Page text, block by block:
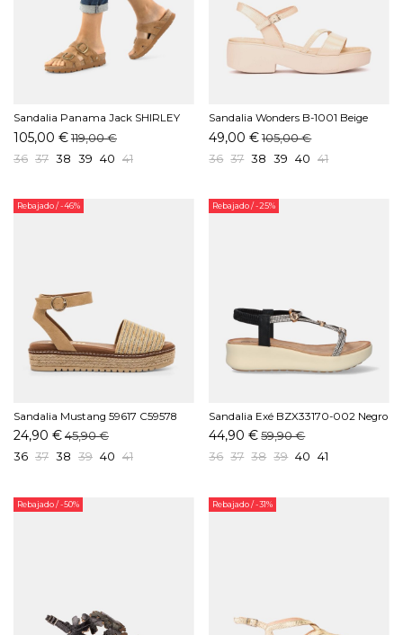
Sandalia Panama Jack SHIRLEY
B15 Cuero
105,00 €119,00 €
36 37 38 39 40 41
Sandalia Wonders B-1001 Beige
49,00 € 105,00 €
36 37 38 39 40 41
Rebajado/ -46%
Sandalia Mustang 59617 C59578
Arena
24,90 €45,90 €
36 37 38 39 40 41
Rebajado/ -25%
Sandalia Exé BZX33170-002 Negro
44,90 € 59,90 €
36 37 38 39 40 41
Rebajado/ -50% Rebajado/ -31%